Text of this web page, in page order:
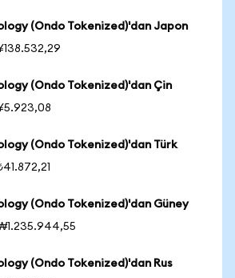
(Ondo Tokenized)'dan Japon
(Ondo Tokenized)'dan Çin
(Ondo Tokenized)'dan Türk
(Ondo Tokenized)'dan Güney
(Ondo Tokenized)'dan Rus